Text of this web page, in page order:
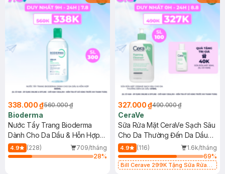
338.000 ₫560.000 ₫
Bioderma
Nước Tẩy Trang Bioderma
Dành Cho Da Dầu & Hỗn Hợp
500ml
4.9 (228)
709/tháng
28%
327.000 ₫490.000 ₫
CeraVe
Sữa Rửa Mặt CeraVe Sạch Sâu
Cho Da Thường Đến Da Dầu
473ml
4.9 (116)
1.6k/tháng
69%
Bill Cerave 299K Tặng Sữa Rửa